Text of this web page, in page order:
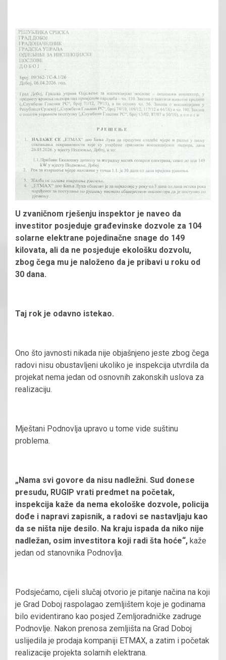
U zvaničnom rješenju inspektor je naveo da
investitor posjeduje građevinske dozvole za 104
solarne elektrane pojedinačne snage do 149
kilovata, ali da ne posjeduje ekološku dozvolu,
zbog čega mu je naloženo da je pribavi u roku od
30 dana.
Taj rok je odavno istekao.
Ono što javnosti nikada nije objašnjeno jeste zbog čega
radovi nisu obustavljeni ukoliko je inspekcija utvrdila da
projekat nema jedan od osnovnih zakonskih uslova za
realizaciju.
Mještani Podnovlja upravo u tome vide suštinu
problema.
„Nama svi govore da nisu nadležni. Sud donese
presudu, RUGIP vrati predmet na početak,
inspekcija kaže da nema ekološke dozvole, policija
dođe i napravi zapisnik, a radovi se nastavljaju kao
da se ništa nije desilo. Na kraju ispada da niko nije
nadležan, osim investitora koji radi šta hoće“, kaže
jedan od stanovnika Podnovlja.
Podsjećamo, cijeli slučaj otvorio je pitanje načina na koji
je Grad Doboj raspolagao zemljištem koje je godinama
bilo evidentirano kao posjed Zemljoradničke zadruge
Podnovlje. Nakon prenosa zemljišta na Grad Doboj
uslijedila je prodaja kompaniji ETMAX, a zatim i početak
realizacije projekta solarnih elektrana.